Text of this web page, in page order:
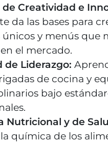
Creatividad e
da las bases para
y menús que
el mercado.
de Liderazgo:
de cocina y
bajo
Nutricional y de
química de los